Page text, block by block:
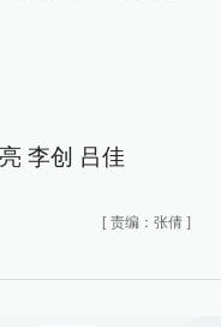
李创 吕佳
[ 责编：张倩 ]